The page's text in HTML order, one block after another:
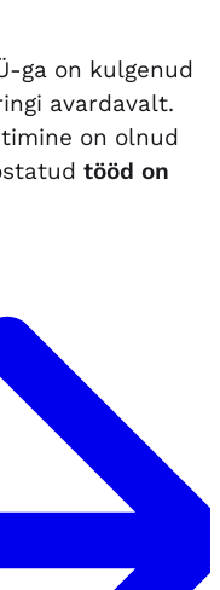
ga on kulgenud
avardavalt.
on olnud
tööd on